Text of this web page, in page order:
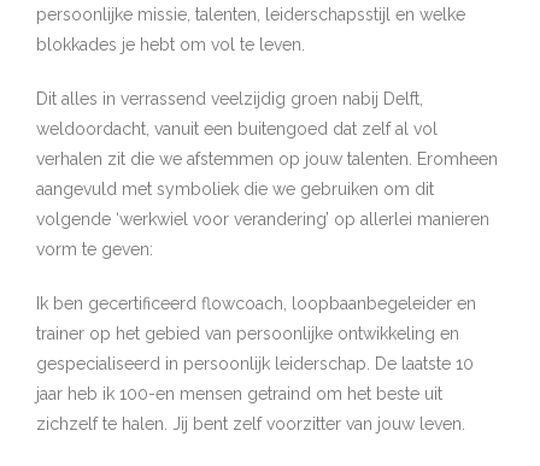
persoonlijke missie, talenten, leiderschapsstijl en welke
blokkades je hebt om vol te leven.
Dit alles in verrassend veelzijdig groen nabij Delft,
weldoordacht, vanuit een buitengoed dat zelf al vol
verhalen zit die we afstemmen op jouw talenten. Eromheen
aangevuld met symboliek die we gebruiken om dit
volgende ‘werkwiel voor verandering’ op allerlei manieren
vorm te geven:
Ik ben gecertificeerd flowcoach, loopbaanbegeleider en
trainer op het gebied van persoonlijke ontwikkeling en
gespecialiseerd in persoonlijk leiderschap. De laatste 10
jaar heb ik 100-en mensen getraind om het beste uit
zichzelf te halen. Jij bent zelf voorzitter van jouw leven.